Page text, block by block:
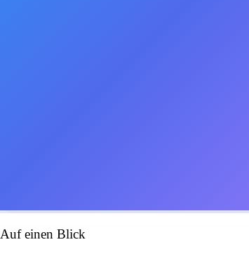
Auf einen Blick